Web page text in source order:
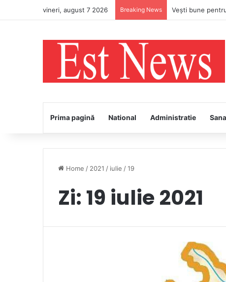
vineri, august 7 2026 Breaking News
Prima pagină National Administratie
Home / 2021 / iulie /19
Zi: 19 iulie 2021